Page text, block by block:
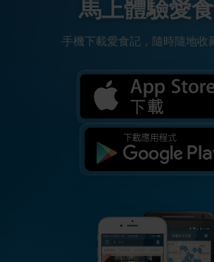
馬上體驗愛
手機下載愛食記，隨時隨地收